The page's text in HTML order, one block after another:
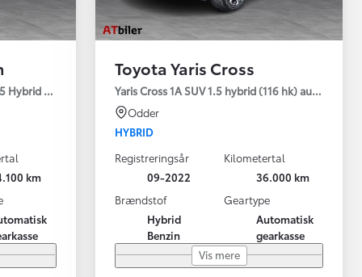
Hybrid (306 hk) aut. gear AWD-i H3 - Comfort - Premium
km
Toyota Yaris Cross
Yaris Cross 1A SUV 1.5 hybrid (116 hk) aut. gear
Odder
HYBRID
Registreringsår
09-2022
Kilometertal
36.000 km
Brændstof
Hybrid
Benzin
Geartype
Automatisk
gearkasse
Vis mere